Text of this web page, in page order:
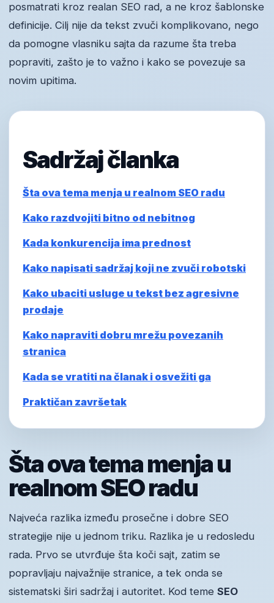
posmatrati kroz realan SEO rad, a ne kroz šablonske
definicije. Cilj nije da tekst zvuči komplikovano, nego
da pomogne vlasniku sajta da razume šta treba
popraviti, zašto je to važno i kako se povezuje sa
novim upitima.
Sadržaj članka
Šta ova tema menja u realnom SEO radu
Kako razdvojiti bitno od nebitnog
Kada konkurencija ima prednost
Kako napisati sadržaj koji ne zvuči robotski
Kako ubaciti usluge u tekst bez agresivne
prodaje
Kako napraviti dobru mrežu povezanih
stranica
Kada se vratiti na članak i osvežiti ga
Praktičan završetak
Šta ova tema menja u
realnom SEO radu
Najveća razlika između prosečne i dobre SEO
strategije nije u jednom triku. Razlika je u redosledu
rada. Prvo se utvrđuje šta koči sajt, zatim se
popravljaju najvažnije stranice, a tek onda se
sistematski širi sadržaj i autoritet. Kod teme SEO